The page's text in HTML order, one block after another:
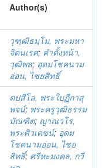
Author(s)
วุฑฺฒิธมฺโม, พระมหา
จิตนเรศ; คำตั้งหน้า,
วุฒิพล; อุดมโชคนาม
อ่อน, ไชยสิทธิ์
ตปสีโล, พระใบฏีกาสุ
พจน์; พระครูวุฒิธรรม
บัณฑิต; ญาณวโร,
พระศิวเดชน์; อุดม
โชคนามอ่อน, ไชย
สิทธิ์; ศรีหะมงคล, กวี